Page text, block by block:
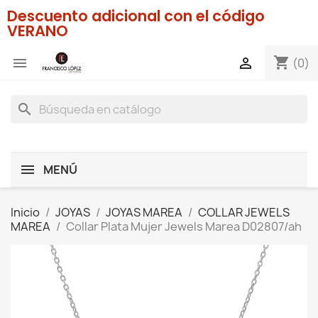
Descuento adicional con el código
VERANO
 shopping_cart (0)

search
MENÚ
Inicio JOYAS JOYAS MAREA
COLLAR JEWELS
MAREA
Collar Plata Mujer Jewels Marea D02807/ah